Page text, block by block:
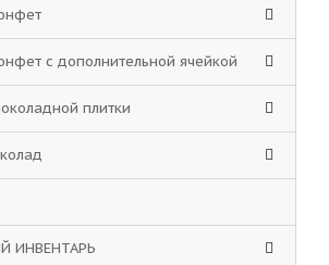
с дополнительной ячейкой
плитки
ИНВЕНТАРЬ